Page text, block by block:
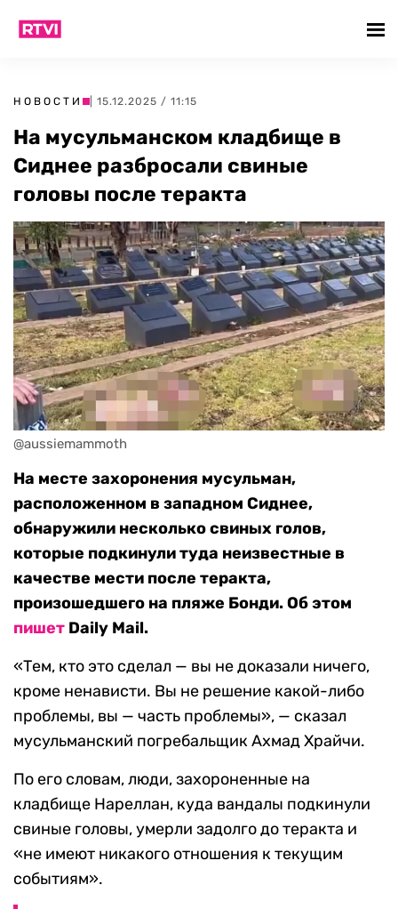
НОВОСТИ | 15.12.2025 / 11:15
На мусульманском кладбище в
Сиднее разбросали свиные
головы после теракта
@aussiemammoth
На месте захоронения мусульман,
расположенном в западном Сиднее,
обнаружили несколько свиных голов,
которые подкинули туда неизвестные в
качестве мести после теракта,
произошедшего на пляже Бонди. Об этом
пишет Daily Mail.
«Тем, кто это сделал — вы не доказали ничего,
кроме ненависти. Вы не решение какой-либо
проблемы, вы — часть проблемы», — сказал
мусульманский погребальщик Ахмад Храйчи.
По его словам, люди, захороненные на
кладбище Нареллан, куда вандалы подкинули
свиные головы, умерли задолго до теракта и
«не имеют никакого отношения к текущим
событиям».